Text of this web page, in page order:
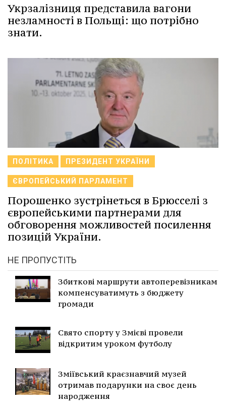
Укрзалізниця представила вагони
незламності в Польщі: що потрібно
знати.
ПОЛІТИКА ПРЕЗИДЕНТ УКРАЇНИ
ЄВРОПЕЙСЬКИЙ ПАРЛАМЕНТ
Порошенко зустрінеться в Брюсселі з
європейськими партнерами для
обговорення можливостей посилення
позицій України.
НЕ ПРОПУСТІТЬ
Збиткові маршрути автоперевізникам
компенсуватимуть з бюджету
громади
Свято спорту у Змієві провели
відкритим уроком футболу
Зміївський краєзнавчий музей
отримав подарунки на своє день
народження